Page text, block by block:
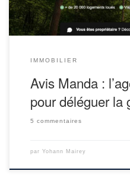
IMMOBILIER
Avis Manda :
pour déléguer la
5 commentaires
par Yohann Mairey